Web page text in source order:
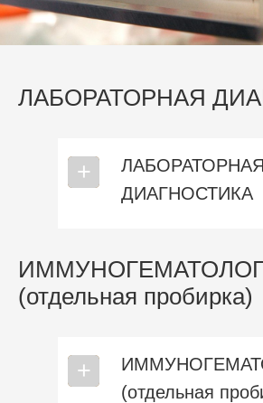
ЛАБОРАТОРНАЯ
ЛАБОРАТОРНАЯ
ДИАГНОСТИКА
⎯
+
(отдельная пробирка)
(отдельная
⎯
+